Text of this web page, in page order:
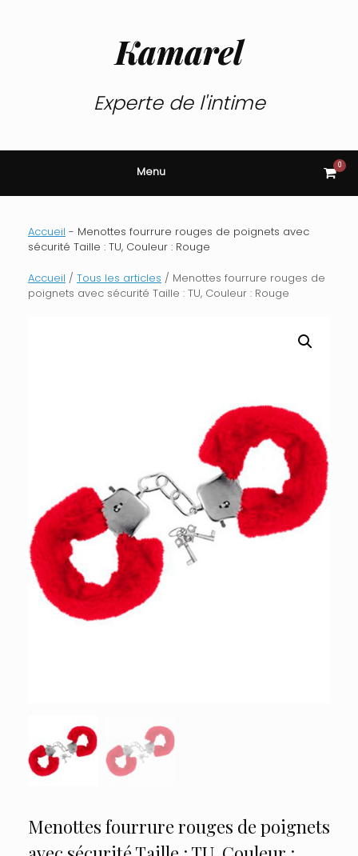
Kamarel
Experte de l'intime
Menu View
cart
0
Accueil - Menottes fourrure rouges de poignets avec
sécurité Taille : TU, Couleur : Rouge
Accueil / Tous les articles / Menottes fourrure rouges de
poignets avec sécurité Taille : TU, Couleur : Rouge
Menottes fourrure rouges de poignets